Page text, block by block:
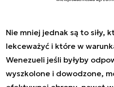
Nie mniej jednak są to siły,
lekceważyć i które w
Wenezueli jeśli byłyby
wyszkolone i dowodzone,